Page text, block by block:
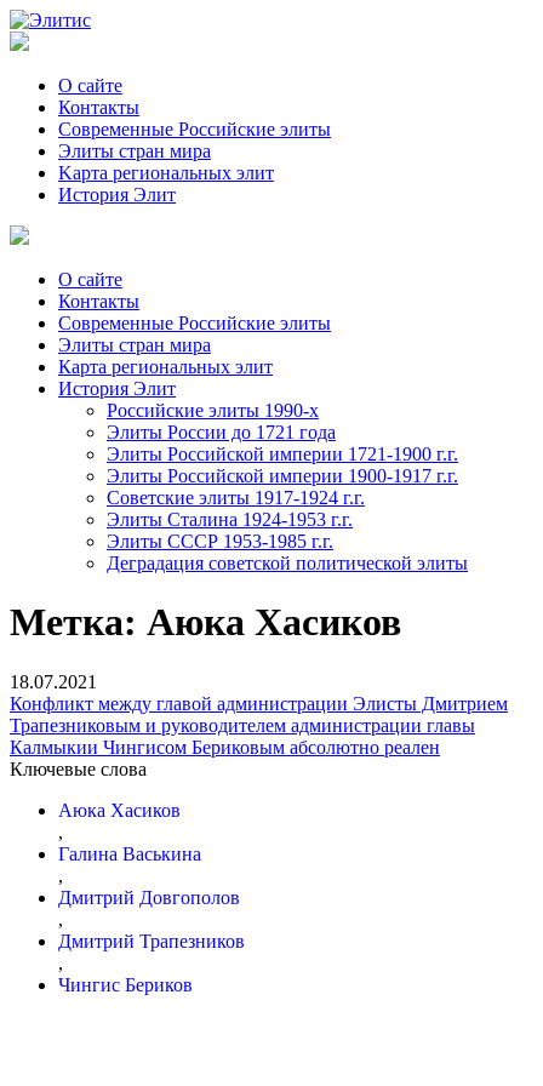
О сайте
Контакты
Современные Российские элиты
Элиты стран мира
Kартa региональных элит
История Элит
О сайте
Контакты
Современные Российские элиты
Элиты стран мира
Картa региональных элит
История Элит
Российские элиты 1990-х
Элиты России до 1721 года
Элиты Российской империи 1721-1900 г.г.
Элиты Российской империи 1900-1917 г.г.
Советские элиты 1917-1924 г.г.
Элиты Сталина 1924-1953 г.г.
Элиты СССР 1953-1985 г.г.
Деградация советской политической элиты
Метка: Аюка Хасиков
18.07.2021
Конфликт между главой администрации Элисты Дмитрием
Трапезниковым и руководителем администрации главы
Калмыкии Чингисом Бериковым абсолютно реален
Ключевые слова
Аюка Хасиков
,
Галина Васькина
,
Дмитрий Довгополов
,
Дмитрий Трапезников
,
Чингис Бериков